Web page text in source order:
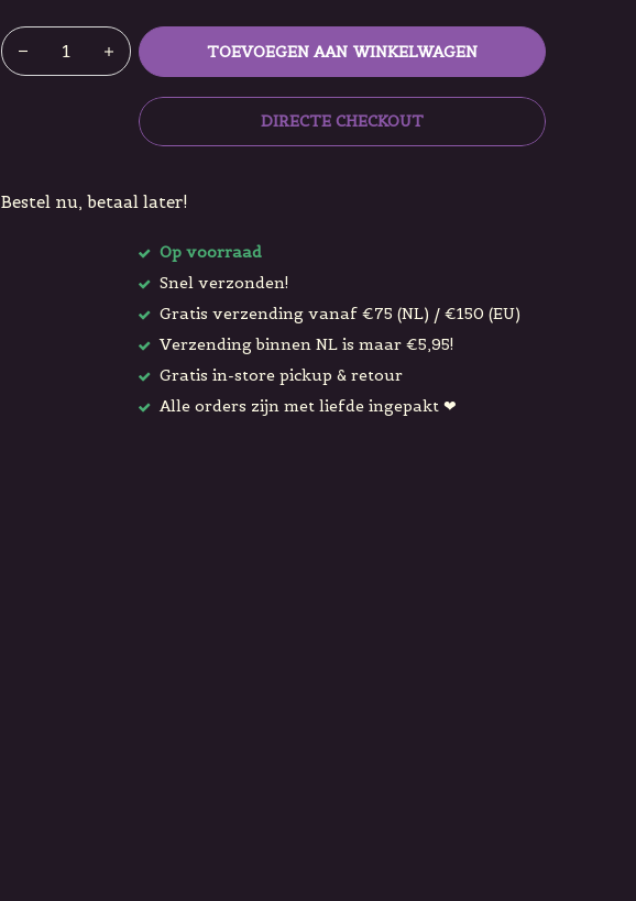
TOEVOEGEN AAN WINKELWAGEN
DIRECTE CHECKOUT
Bestel nu, betaal later!
Op voorraad
Snel verzonden!
Gratis verzending vanaf €75 (NL) / €150 (EU)
Verzending binnen NL is maar €5,95!
Gratis in-store pickup & retour
Alle orders zijn met liefde ingepakt ❤